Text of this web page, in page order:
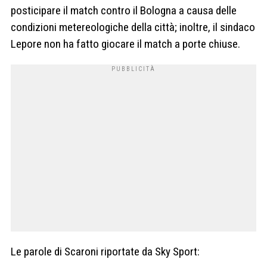
posticipare il match contro il Bologna a causa delle
condizioni metereologiche della città; inoltre, il sindaco
Lepore non ha fatto giocare il match a porte chiuse.
Le parole di Scaroni riportate da Sky Sport: